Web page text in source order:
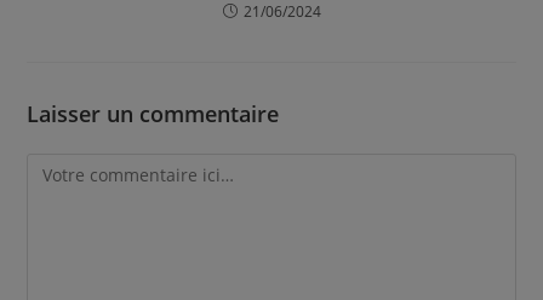
21/06/2024
Laisser un commentaire